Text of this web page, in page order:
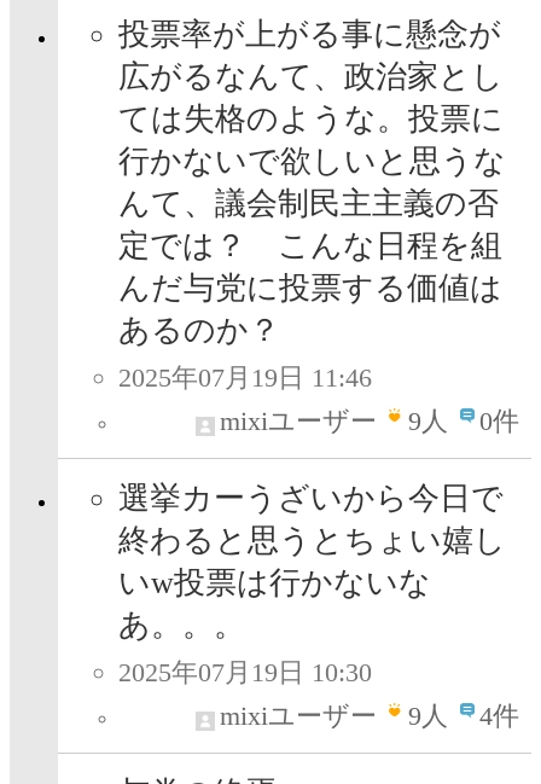
投票率が上がる事に懸念が
広がるなんて、政治家とし
ては失格のような。投票に
行かないで欲しいと思うな
んて、議会制民主主義の否
定では？ こんな日程を組
んだ与党に投票する価値は
あるのか？
2025年07月19日 11:46
mixiユーザー
9人 0件
選挙カーうざいから今日で
終わると思うとちょい嬉し
いw投票は行かないな
あ。。。
2025年07月19日 10:30
mixiユーザー
9人 4件